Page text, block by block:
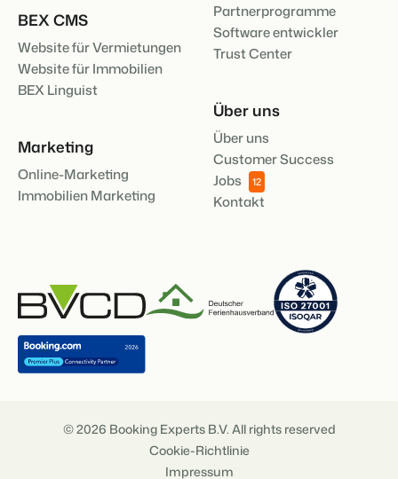
BEX CMS
Website für Vermietungen
Website für Immobilien
BEX Linguist
Marketing
Online-Marketing
Immobilien Marketing
Partnerprogramme
Software entwickler
Trust Center
Über uns
Über uns
Customer Success
Jobs
12
Kontakt
© 2026 Booking Experts B.V. All rights reserved
Cookie-Richtlinie
Impressum